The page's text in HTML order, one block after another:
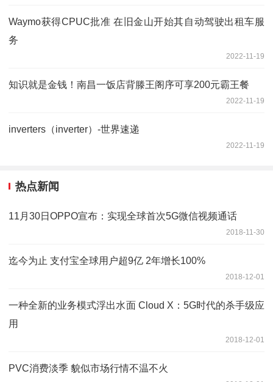
Waymo获得CPUC批准 在旧金山开始其自动驾驶出租车服
务
2022-11-19
知识就是金钱！南昌一饭店背滕王阁序可享200元霸王餐
2022-11-19
inverters（inverter）-世界速递
2022-11-19
热点新闻
11月30日OPPO宣布：实现全球首次5G微信视频通话
2018-11-30
迄今为止 支付宝全球用户超9亿 2年增长100%
2018-12-01
一种全新的业务模式浮出水面 Cloud X：5G时代的杀手级应
用
2018-12-01
PVC消费淡季 貌似市场行情不温不火